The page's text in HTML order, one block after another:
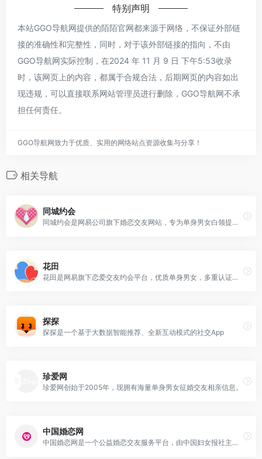
特别声明
本站GGO导航网提供的陌陌官网都来源于网络，不保证外部链
接的准确性和完整性，同时，对于该外部链接的指向，不由
GGO导航网实际控制，在2024 年 11 月 9 日 下午5:53收录
时，该网页上的内容，都属于合规合法，后期网页的内容如出
现违规，可以直接联系网站管理员进行删除，GGO导航网不承
担任何责任。
GGO导航网致力于优质、实用的网络站点资源收集与分享！
相关导航
同城约会
同城约会是网易公司旗下婚恋交友网站，专为单身男女白领提供征婚交友服务，免费发布约会促成同城交友
花田
花田是网易旗下恋爱交友约会平台，优质单身男女，多重认证，安全交友。
探探
探探是一个基于大数据智能推荐、全新互动模式的社交App
珍爱网
珍爱网创始于2005年，现拥有海量单身男女征婚交友相亲信息。
中国婚恋网
中国婚恋网是一个公益婚恋交友服务平台，由中国妇女报社主办 。